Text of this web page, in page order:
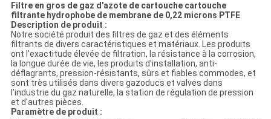
Filtre en gros de gaz d'azote de cartouche cartouche
filtrante hydrophobe de membrane de 0,22 microns PTFE
Description de produit :
Notre société produit des filtres de gaz et des éléments
filtrants de divers caractéristiques et matériaux. Les produits
ont l'exactitude élevée de filtration, la résistance à la corrosion,
la longue durée de vie, les produits d'installation, anti-
déflagrants, pression-résistants, sûrs et fiables commodes, et
sont très utilisés dans divers gazoducs et valves dans
l'industrie du gaz naturelle, la station de régulation de pression
et d'autres pièces.
Paramètre de produit :